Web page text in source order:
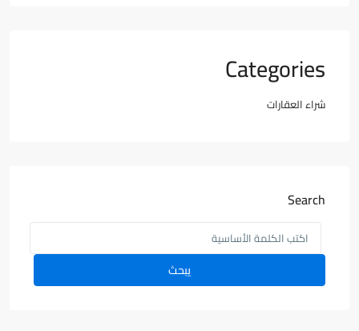
Categories
شراء العقارات
Search
يبحث